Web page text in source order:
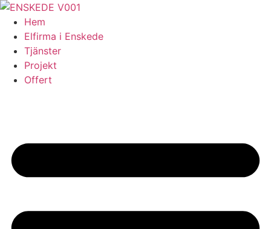
Skip
content
Hem
Elfirma i Enskede
Tjänster
Projekt
Offert